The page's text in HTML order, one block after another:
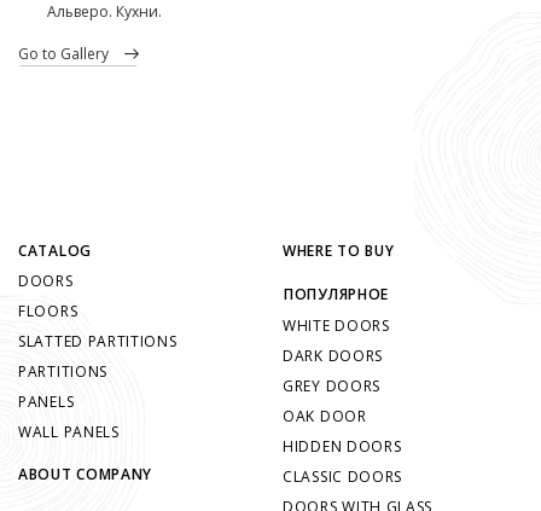
Альверо. Кухни.
go to Gallery
CATALOG
DOORS
FLOORS
SLATTED PARTITIONS
PARTITIONS
PANELS
WALL PANELS
ABOUT COMPANY
WHERE TO BUY
ПОПУЛЯРНОЕ
WHITE DOORS
DARK DOORS
GREY DOORS
OAK DOOR
HIDDEN DOORS
CLASSIC DOORS
DOORS WITH GLASS